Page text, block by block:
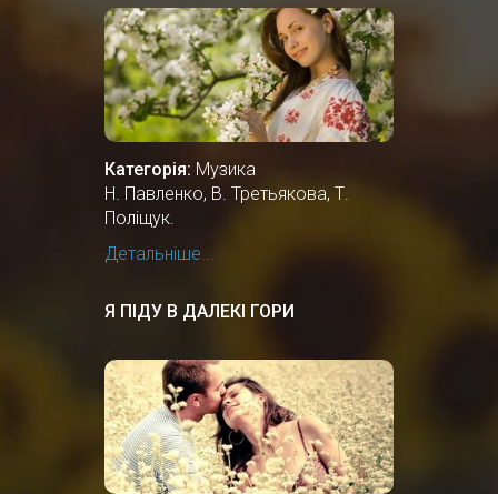
Категорія: Музика
Н. Павленко, В. Третьякова, Т.
Поліщук.
Детальніше...
Я ПІДУ В ДАЛЕКІ ГОРИ